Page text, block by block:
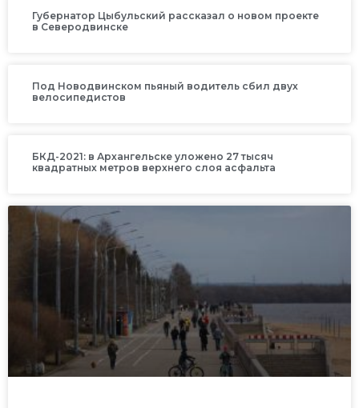
Губернатор Цыбульский рассказал о новом проекте
в Северодвинске
Под Новодвинском пьяный водитель сбил двух
велосипедистов
БКД-2021: в Архангельске уложено 27 тысяч
квадратных метров верхнего слоя асфальта